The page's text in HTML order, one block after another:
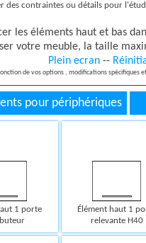
des contraintes ou détails pour
les éléments haut et bas
votre meuble, la taille
Plein ecran--
de vos options , modifications spécifiques
pour périphériques
1 porte
Élément haut 1
relevante H40